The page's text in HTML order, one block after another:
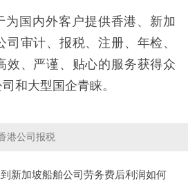
为国内外客户提供香港、新加
审计、报税、注册、年检、
效、严谨、贴心的服务获得众
和大型国企青睐。
港公司报税
新加坡船舶公司劳务费后利润如何